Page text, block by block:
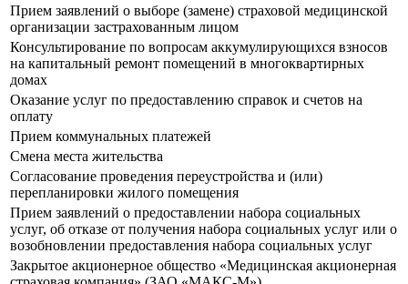
Прием заявлений о выборе (замене) страховой медицинской
организации застрахованным лицом
Консультирование по вопросам аккумулирующихся взносов
на капитальный ремонт помещений в многоквартирных
домах
Оказание услуг по предоставлению справок и счетов на
оплату
Прием коммунальных платежей
Смена места жительства
Согласование проведения переустройства и (или)
перепланировки жилого помещения
Прием заявлений о предоставлении набора социальных
услуг, об отказе от получения набора социальных услуг или о
возобновлении предоставления набора социальных услуг
Закрытое акционерное общество «Медицинская акционерная